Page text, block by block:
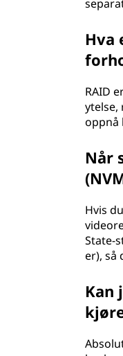
Hva
RAID
ytelse,
oppnå
Når
Hvis
State-
er), så
Kan